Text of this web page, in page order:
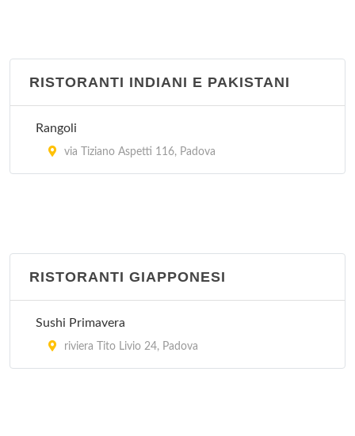
RISTORANTI INDIANI E PAKISTANI
Rangoli
via Tiziano Aspetti 116, Padova
RISTORANTI GIAPPONESI
Sushi Primavera
riviera Tito Livio 24, Padova